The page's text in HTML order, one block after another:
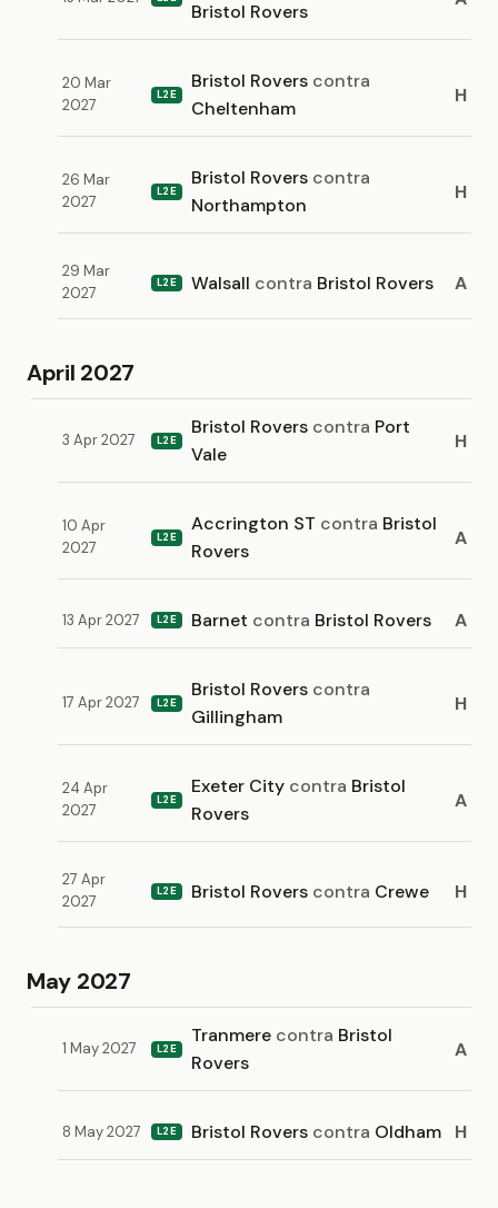
Bristol Rovers
20 Mar
2027
L2E
Bristol Rovers contra
Cheltenham
H
26 Mar
2027
L2E
Bristol Rovers contra
Northampton
H
29 Mar
2027
L2E Walsall contra Bristol Rovers A
April 2027
3 Apr 2027 L2E
Bristol Rovers contra Port
Vale
H
10 Apr
2027
L2E
Accrington ST contra Bristol
Rovers
A
13 Apr 2027 L2E Barnet contra Bristol Rovers A
17 Apr 2027 L2E
Bristol Rovers contra
Gillingham
H
24 Apr
2027
L2E
Exeter City contra Bristol
Rovers
A
27 Apr
2027
L2E Bristol Rovers contra Crewe H
May 2027
1 May 2027 L2E
Tranmere contra Bristol
Rovers
A
8 May 2027 L2E Bristol Rovers contra Oldham H